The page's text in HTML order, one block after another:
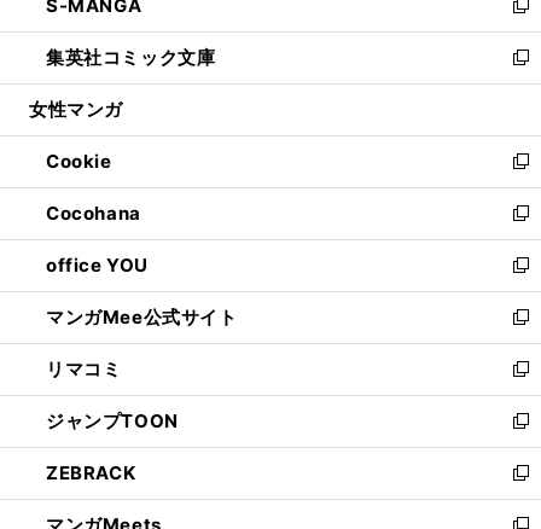
く
で
開
く
ド
ウ
で
開
ィ
ン
ド
ウ
開
く
い
ウ
ィ
ン
ウ
で
開
く
S-MANGA
新
し
い
ウ
ン
ド
ウ
で
開
く
集英社コミック文庫
新
し
ウ
ィ
ン
ド
ウ
で
開
く
女性マンガ
Cookie
新
し
い
ウ
ィ
ン
ド
ウ
で
開
く
Cocohana
新
し
い
ウ
ィ
ン
ド
ウ
で
開
く
office YOU
新
し
い
ウ
ィ
ン
ド
ウ
で
開
く
マンガMee公式サイト
新
し
い
ウ
ィ
ン
ド
ウ
リマコミ
新
し
い
ウ
ィ
ン
ジャンプTOON
新
し
い
ウ
ZEBRACK
新
し